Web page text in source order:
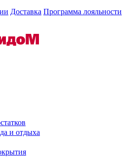
Доставка Программа лояльности
и отдыха